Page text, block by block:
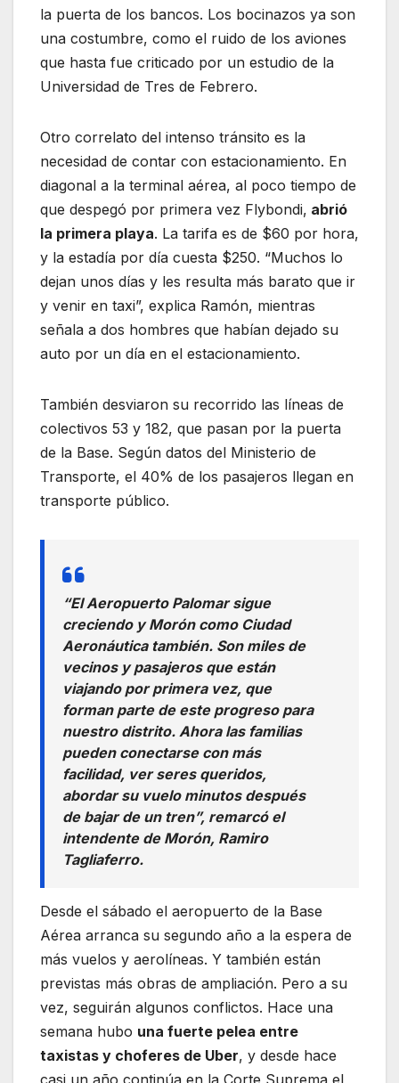
la puerta de los bancos. Los bocinazos ya son
una costumbre, como el ruido de los aviones
que hasta fue criticado por un estudio de la
Universidad de Tres de Febrero.
Otro correlato del intenso tránsito es la
necesidad de contar con estacionamiento. En
diagonal a la terminal aérea, al poco tiempo de
que despegó por primera vez Flybondi, abrió
la primera playa. La tarifa es de $60 por hora,
y la estadía por día cuesta $250. “Muchos lo
dejan unos días y les resulta más barato que ir
y venir en taxi”, explica Ramón, mientras
señala a dos hombres que habían dejado su
auto por un día en el estacionamiento.
También desviaron su recorrido las líneas de
colectivos 53 y 182, que pasan por la puerta
de la Base. Según datos del Ministerio de
Transporte, el 40% de los pasajeros llegan en
transporte público.
“El Aeropuerto Palomar sigue
creciendo y Morón como Ciudad
Aeronáutica también. Son miles de
vecinos y pasajeros que están
viajando por primera vez, que
forman parte de este progreso para
nuestro distrito. Ahora las familias
pueden conectarse con más
facilidad, ver seres queridos,
abordar su vuelo minutos después
de bajar de un tren”, remarcó el
intendente de Morón, Ramiro
Tagliaferro.
Desde el sábado el aeropuerto de la Base
Aérea arranca su segundo año a la espera de
más vuelos y aerolíneas. Y también están
previstas más obras de ampliación. Pero a su
vez, seguirán algunos conflictos. Hace una
semana hubo una fuerte pelea entre
taxistas y choferes de Uber, y desde hace